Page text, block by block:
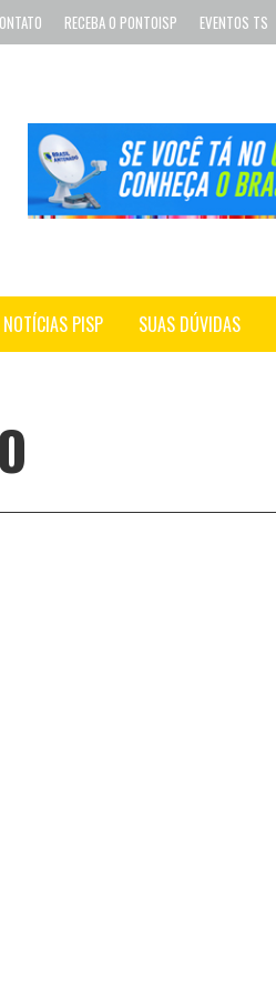
RECEBA O PONTOISP EVENTOS TS
NOTÍCIAS PISP SUAS DÚVIDAS